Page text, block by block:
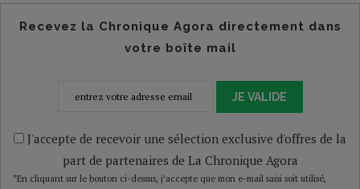
Recevez la Chronique Agora directement dans
votre boîte mail
JE VALIDE
J'accepte de recevoir une sélection exclusive d'offres de la
part de partenaires de La Chronique Agora
*En cliquant sur le bouton ci-dessus, j’accepte que mon e-mail saisi soit utilisé,